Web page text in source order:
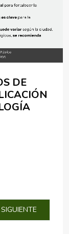
DE
IMPACTO EN
ARTÍCULO
SIGUIENTE